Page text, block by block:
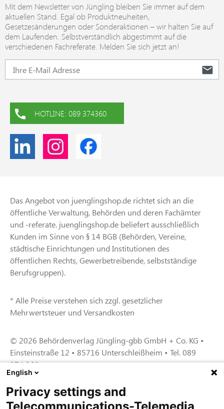
Mit dem Newsletter von Jüngling bleiben Sie immer auf dem
aktuellen Stand. Egal ob Produktneuheiten,
Gesetzesänderungen oder Sonderaktionen – wir halten Sie auf
dem Laufenden. Selbstverständlich abgestimmt auf die
verschiedenen Fachreferate. Melden Sie sich jetzt an!
HOTLINE: 089 374360
Das Angebot von juenglingshop.de richtet sich an die
öffentliche Verwaltung, Behörden und deren Fachämter
und -referate. juenglingshop.de beliefert ausschließlich
Kunden im Sinne von § 14 BGB (Behörden, Vereine,
städtische Einrichtungen und Institutionen des
öffentlichen Rechts, Gewerbetreibende, selbstständige
Berufsgruppen).
* Alle Preise verstehen sich zzgl. gesetzlicher
Mehrwertsteuer und Versandkosten
© 2026 Behördenverlag Jüngling-gbb GmbH + Co. KG •
Einsteinstraße 12 • 85716 Unterschleißheim • Tel. 089
374 360
Zertifiziert für das Sicherheitsmanagem
English
Privacy settings and